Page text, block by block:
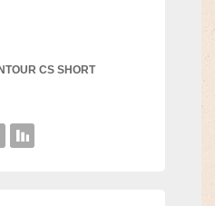
CS SHORT